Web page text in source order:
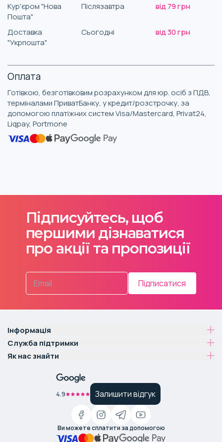
Кур'єром "Нова
Пошта"
Післязавтра від 79 грн
Доставка
"Укрпошта"
Сьогодні від 30 грн
Оплата
Готівкою, безготівковим розрахунком для юр. осіб з ПДВ,
терміналами ПриватБанку, у кредит/розстрочку, за
допомогою платіжних систем Visa/Mastercard, Privat24,
Liqpay, Portmone
Підписуйтесь, щоб
першими дізнаватися
про акції та пропозиції
Підписатися
Інформація
Служба підтримки
Як нас знайти
4.9 Залишити відгук
Ви можете сплатити за допомогою